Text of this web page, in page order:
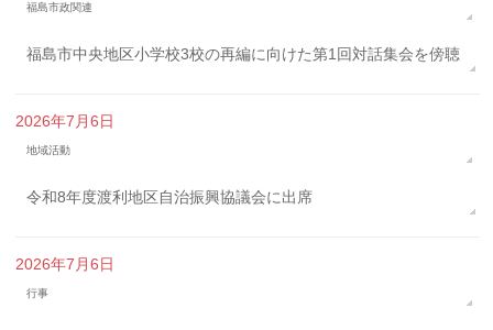
福島市政関連
福島市中央地区小学校3校の再編に向けた第1回対話集会を傍聴
2026年7月6日
地域活動
令和8年度渡利地区自治振興協議会に出席
2026年7月6日
行事